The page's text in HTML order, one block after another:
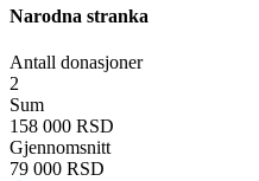
Narodna stranka
Antall donasjoner
2
Sum
158 000 RSD
Gjennomsnitt
79 000 RSD